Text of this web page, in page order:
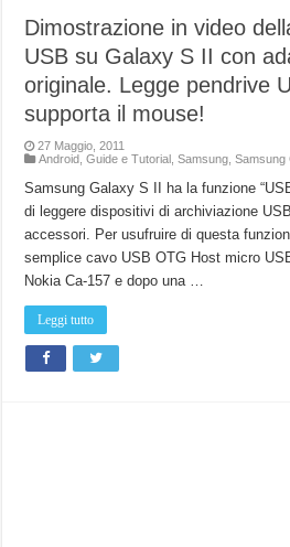
Dimostrazione in video
USB su Galaxy S II con
originale. Legge pendrive
supporta il mouse!
27 Maggio, 2011
Android ,Guide e Tutorial ,Samsung ,Samsung
Samsung Galaxy S II ha la funzione
di leggere dispositivi di archiviazione
accessori. Per usufruire di questa
semplice cavo USB OTG Host micro
Nokia Ca-157 e dopo una …
Leggi tutto